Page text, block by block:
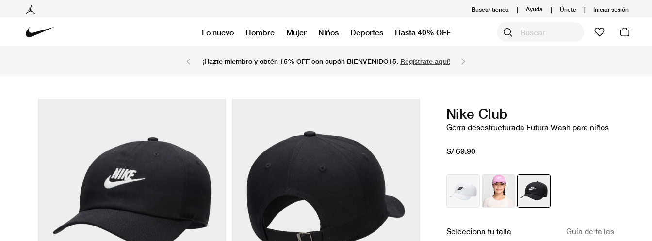
Buscar tienda | Ayuda | Únete | Iniciar sesión
Lo nuevo Hombre Mujer Niños Deportes Hasta 40% OFF
¡Hazte miembro y obtén 15% OFF con cupón BIENVENIDO15. Regístrate aquí!
Nike Club
Gorra desestructurada Futura Wash para niños
S/ 69.90
Selecciona tu talla Guía de tallas